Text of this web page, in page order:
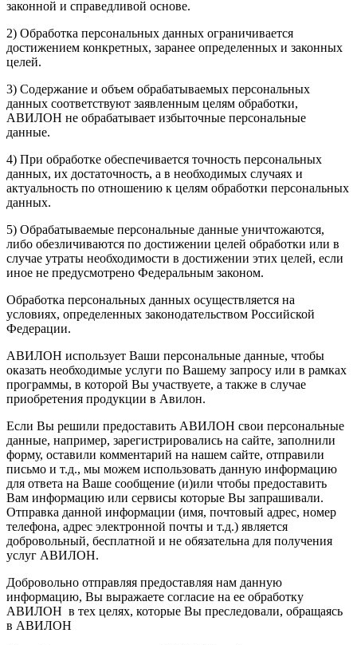
законной и справедливой основе.
2) Обработка персональных данных ограничивается
достижением конкретных, заранее определенных и законных
целей.
3) Содержание и объем обрабатываемых персональных
данных соответствуют заявленным целям обработки,
АВИЛОН не обрабатывает избыточные персональные
данные.
4) При обработке обеспечивается точность персональных
данных, их достаточность, а в необходимых случаях и
актуальность по отношению к целям обработки персональных
данных.
5) Обрабатываемые персональные данные уничтожаются,
либо обезличиваются по достижении целей обработки или в
случае утраты необходимости в достижении этих целей, если
иное не предусмотрено Федеральным законом.
Обработка персональных данных осуществляется на
условиях, определенных законодательством Российской
Федерации.
АВИЛОН использует Ваши персональные данные, чтобы
оказать необходимые услуги по Вашему запросу или в рамках
программы, в которой Вы участвуете, а также в случае
приобретения продукции в Авилон.
Если Вы решили предоставить АВИЛОН свои персональные
данные, например, зарегистрировались на сайте, заполнили
форму, оставили комментарий на нашем сайте, отправили
письмо и т.д., мы можем использовать данную информацию
для ответа на Ваше сообщение (и)или чтобы предоставить
Вам информацию или сервисы которые Вы запрашивали.
Отправка данной информации (имя, почтовый адрес, номер
телефона, адрес электронной почты и т.д.) является
добровольный, бесплатной и не обязательна для получения
услуг АВИЛОН.
Добровольно отправляя предоставляя нам данную
информацию, Вы выражаете согласие на ее обработку
АВИЛОН в тех целях, которые Вы преследовали, обращаясь
в АВИЛОН